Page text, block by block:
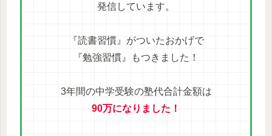
発信しています。
『読書習慣』がついたおかげで
『勉強習慣』もつきました！
3年間の中学受験の塾代合計金額は
90万になりました！